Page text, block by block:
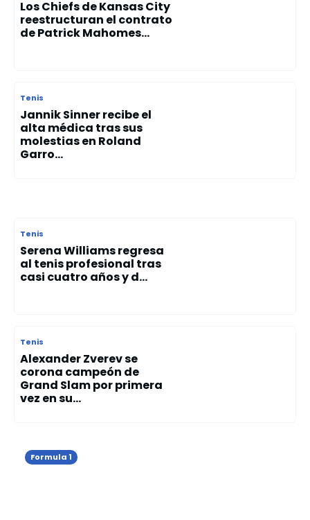
Los Chiefs de Kansas City
reestructuran el contrato
de Patrick Mahomes...
Tenis
Jannik Sinner recibe el
alta médica tras sus
molestias en Roland
Garro...
Tenis
Serena Williams regresa
al tenis profesional tras
casi cuatro años y d...
Tenis
Alexander Zverev se
corona campeón de
Grand Slam por primera
vez en su...
Formula 1